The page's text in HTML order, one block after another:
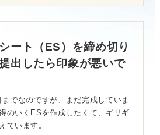
ート（ES）を締め切り
出したら印象が悪いで
でなのですが、まだ完成していま
のいくESを作成したくて、ギリギ
ています。